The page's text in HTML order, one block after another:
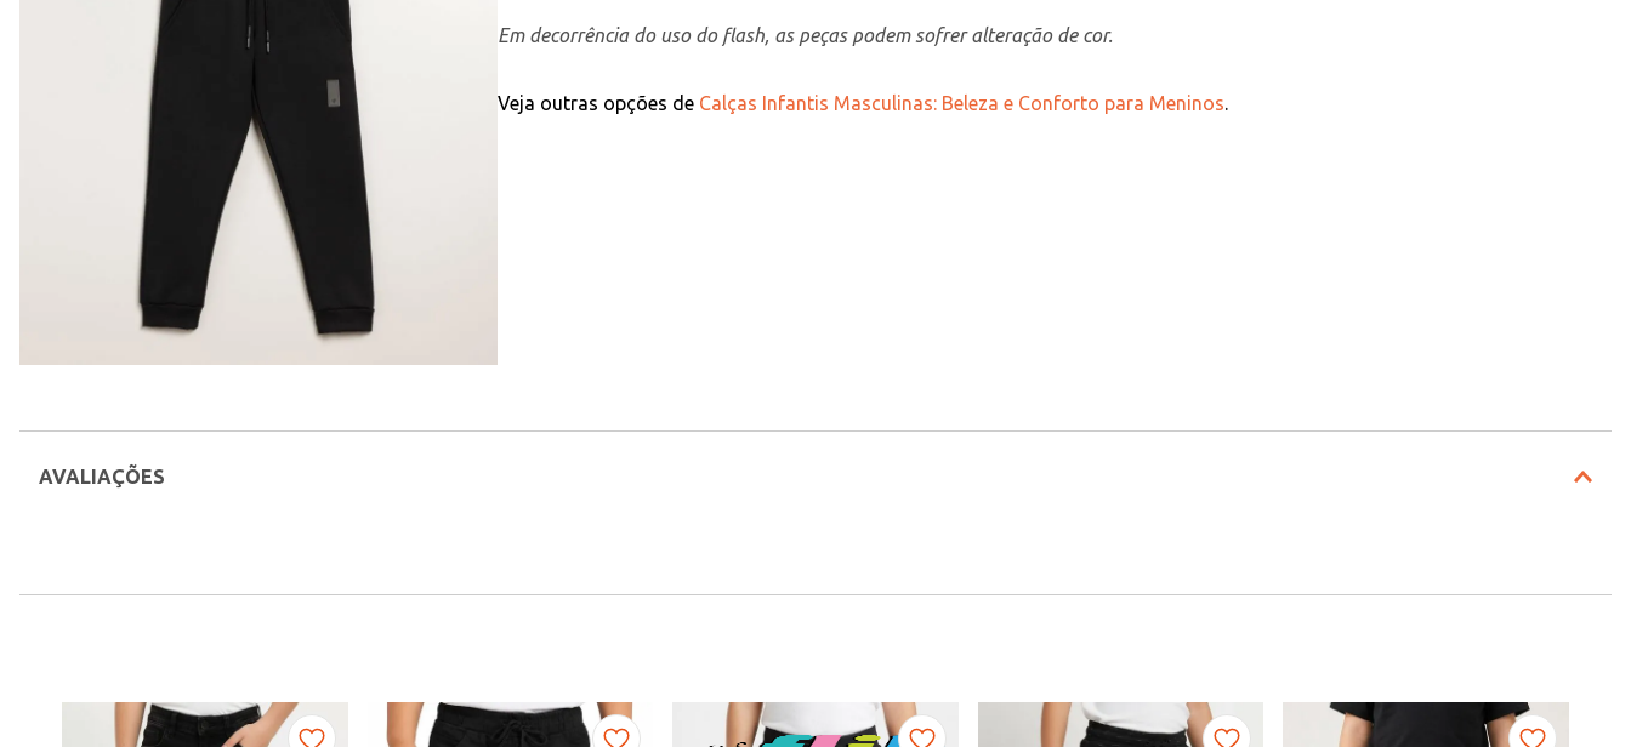
Em decorrência do uso do flash, as peças podem sofrer alteração de cor.
Veja outras opções de Calças Infantis Masculinas: Beleza e Conforto para Meninos.
AVALIAÇÕES